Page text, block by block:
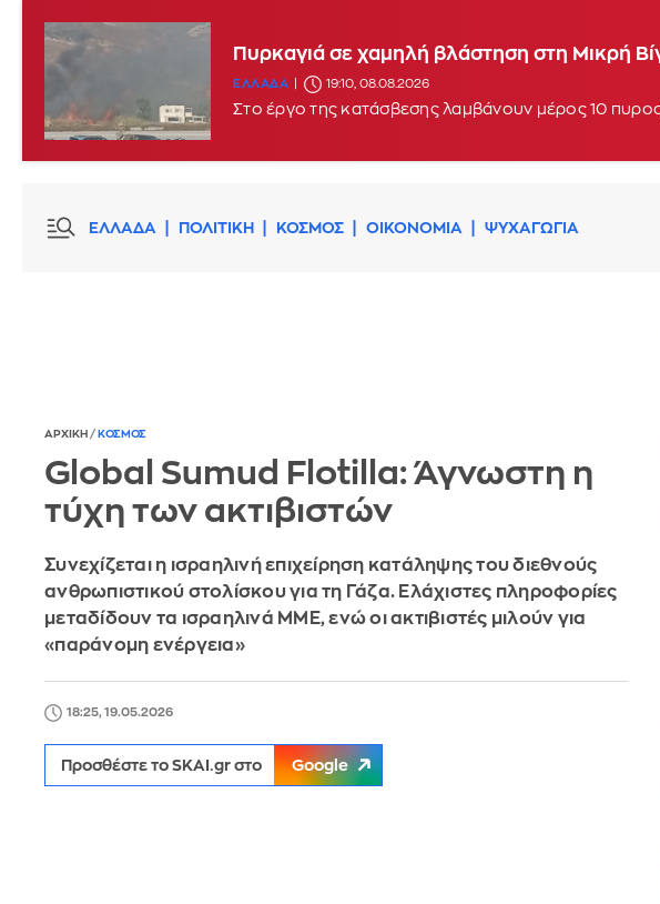
Πυρκαγιά σε χαμηλή βλάστηση στη Μικρή
ΕΛΛΑΔΑ 19:10, 08.08.2026
Στο έργο της κατάσβεσης λαμβάνουν μέρος 10
ΕΛΛΑΔΑ ΠΟΛΙΤΙΚΗ ΚΟΣΜΟΣ ΟΙΚΟΝΟΜΙΑ ΨΥΧΑΓΩΓΙΑ
ΑΡΧΙΚΗ / ΚΟΣΜΟΣ
Global Sumud Flotilla: Άγνωστη η
τύχη των ακτιβιστών
Συνεχίζεται η ισραηλινή επιχείρηση κατάληψης του διεθνούς
ανθρωπιστικού στολίσκου για τη Γάζα. Ελάχιστες πληροφορίες
μεταδίδουν τα ισραηλινά ΜΜΕ, ενώ οι ακτιβιστές μιλούν για
«παράνομη ενέργεια»
18:25, 19.05.2026
Προσθέστε το SKAI.gr στο Google